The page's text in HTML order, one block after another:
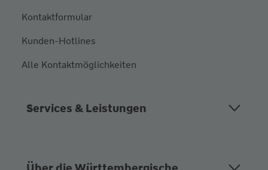
Kontaktformular
Kunden-Hotlines
Alle Kontaktmöglichkeiten
Services & Leistungen